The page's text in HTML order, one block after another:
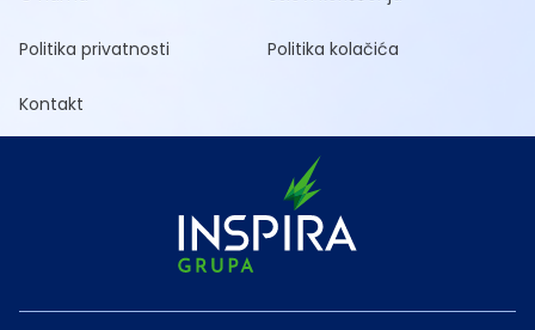
Politika privatnosti Politika kolačića
Kontakt